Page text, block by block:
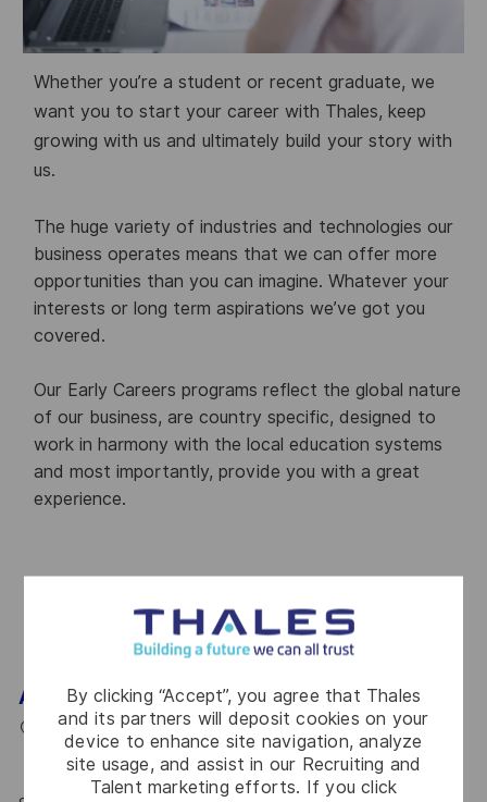
By clicking “Accept”, you agree that Thales
and its partners will deposit cookies on your
device to enhance site navigation, analyze
site usage, and assist in our Recruiting and
Talent marketing efforts. If you click
Whether you’re a student or recent graduate, we
want you to start your career with Thales, keep
growing with us and ultimately build your story with
us.
The huge variety of industries and technologies our
business operates means that we can offer more
opportunities than you can imagine. Whatever your
interests or long term aspirations we’ve got you
covered.
Our Early Careers programs reflect the global nature
of our business, are country specific, designed to
work in harmony with the local education systems
and most importantly, provide you with a great
experience.
Student and Graduate job opportunities
Apprentice
L
Gdansk, 83-010
P
O
S
2025-03-13
J
O
B
R0279367
Full Time
C
A
Industry Gdańsk